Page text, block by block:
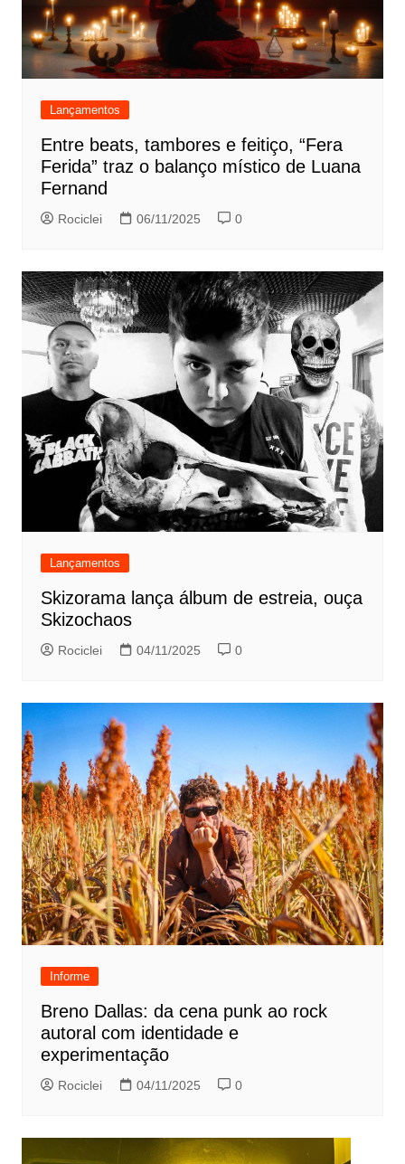
Lançamentos
Entre beats, tambores e feitiço, “Fera
Ferida” traz o balanço místico de Luana
Fernand
Rociclei 06/11/2025 0
Lançamentos
Skizorama lança álbum de estreia, ouça
Skizochaos
Rociclei 04/11/2025 0
Informe
Breno Dallas: da cena punk ao rock
autoral com identidade e
experimentação
Rociclei 04/11/2025 0